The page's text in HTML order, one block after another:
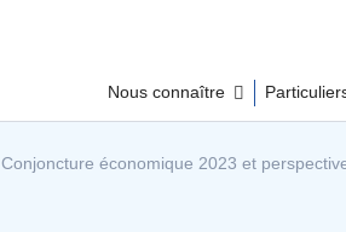
Nous connaître
Conjoncture économique 2023 et